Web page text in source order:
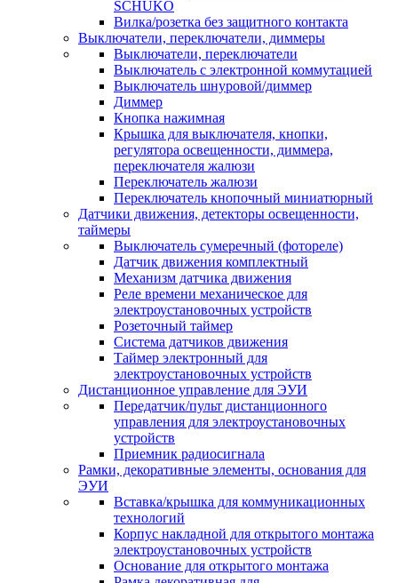
SCHUKO
Вилка/розетка без защитного контакта
Выключатели, переключатели, диммеры
Выключатели, переключатели
Выключатель с электронной коммутацией
Выключатель шнуровой/диммер
Диммер
Кнопка нажимная
Крышка для выключателя, кнопки,
регулятора освещенности, диммера,
переключателя жалюзи
Переключатель жалюзи
Переключатель кнопочный миниатюрный
Датчики движения, детекторы освещенности,
таймеры
Выключатель сумеречный (фотореле)
Датчик движения комплектный
Механизм датчика движения
Реле времени механическое для
электроустановочных устройств
Розеточный таймер
Система датчиков движения
Таймер электронный для
электроустановочных устройств
Дистанционное управление для ЭУИ
Передатчик/пульт дистанционного
управления для электроустановочных
устройств
Приемник радиосигнала
Рамки, декоративные элементы, основания для
ЭУИ
Вставка/крышка для коммуникационных
технологий
Корпус накладной для открытого монтажа
электроустановочных устройств
Основание для открытого монтажа